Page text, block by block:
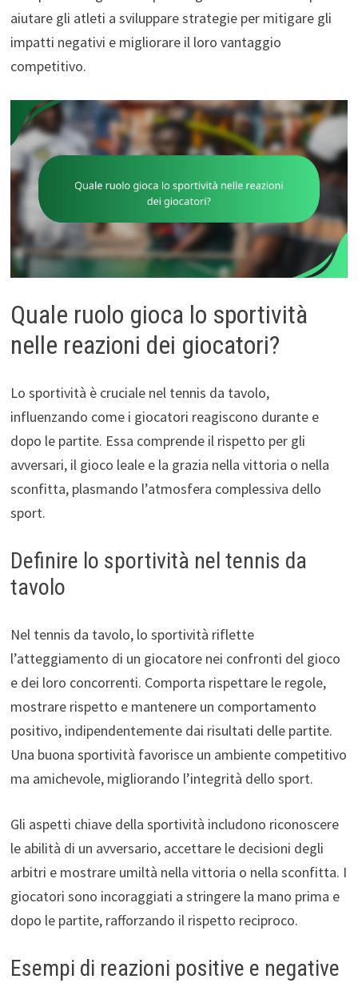
aiutare gli atleti a sviluppare strategie per mitigare gli
impatti negativi e migliorare il loro vantaggio
competitivo.
Quale ruolo gioca lo sportività
nelle reazioni dei giocatori?
Lo sportività è cruciale nel tennis da tavolo,
influenzando come i giocatori reagiscono durante e
dopo le partite. Essa comprende il rispetto per gli
avversari, il gioco leale e la grazia nella vittoria o nella
sconfitta, plasmando l’atmosfera complessiva dello
sport.
Definire lo sportività nel tennis da
tavolo
Nel tennis da tavolo, lo sportività riflette
l’atteggiamento di un giocatore nei confronti del gioco
e dei loro concorrenti. Comporta rispettare le regole,
mostrare rispetto e mantenere un comportamento
positivo, indipendentemente dai risultati delle partite.
Una buona sportività favorisce un ambiente competitivo
ma amichevole, migliorando l’integrità dello sport.
Gli aspetti chiave della sportività includono riconoscere
le abilità di un avversario, accettare le decisioni degli
arbitri e mostrare umiltà nella vittoria o nella sconfitta. I
giocatori sono incoraggiati a stringere la mano prima e
dopo le partite, rafforzando il rispetto reciproco.
Esempi di reazioni positive e negative